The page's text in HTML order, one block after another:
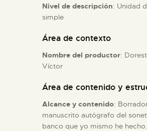
DIDÁCTICA
ESPAÑOL
Nivel de descripción: Unidad
simple
Área de contexto
Nombre del productor:
Víctor
Área de contenido y
Alcance y contenido:
manuscrito autógrafo del
banco que yo mismo he